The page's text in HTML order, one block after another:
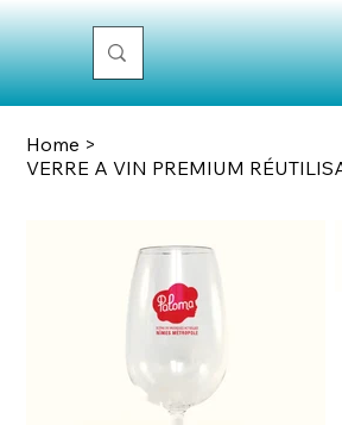
Home >
VERRE A VIN PREMIUM